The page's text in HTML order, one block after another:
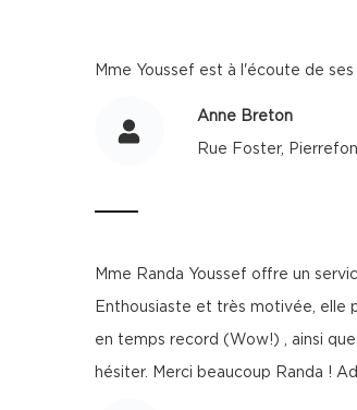
Mme Youssef est à l'écoute de
Anne Breton
Rue Foster,
Mme Randa Youssef offre un
Enthousiaste et très motivée, elle
en temps record (Wow!) , ainsi
hésiter. Merci beaucoup Randa !